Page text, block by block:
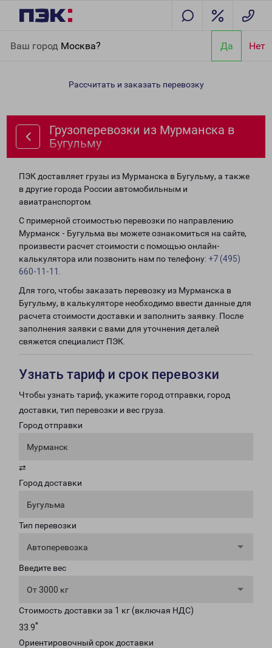
Ваш город Москва? Да Нет
Бугульму
Рассчитать и заказать перевозку
Грузоперевозки из Мурманска в
Бугульму
ПЭК доставляет грузы из Мурманска в Бугульму, а также
в другие города России автомобильным и
авиатранспортом.
С примерной стоимостью перевозки по направлению
Мурманск - Бугульма вы можете ознакомиться на сайте,
произвести расчет стоимости с помощью онлайн-
калькулятора или позвонить нам по телефону: +7 (495)
660-11-11
Для того, чтобы заказать перевозку из Мурманска в
Бугульму, в калькуляторе необходимо ввести данные для
расчета стоимости доставки и заполнить заявку. После
заполнения заявки с вами для уточнения деталей
свяжется специалист ПЭК.
Узнать тариф и срок перевозки
Чтобы узнать тариф, укажите город отправки, город
доставки, тип перевозки и вес груза.
Город отправки
Мурманск
⇄
Город доставки
Бугульма
Тип перевозки
Автоперевозка
Введите вес
От 3000 кг
Стоимость доставки за 1 кг (включая НДС)
33.9*
Ориентировочный срок доставки